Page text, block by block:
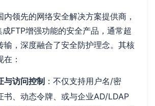
内领先的网络安全解决方案提供商，
FTP增强功能的安全产品，通常超
输，深度融合了安全防护理念。其核
：
与访问控制 ：不仅支持用户名/密
书、动态令牌、或与企业AD/LDAP